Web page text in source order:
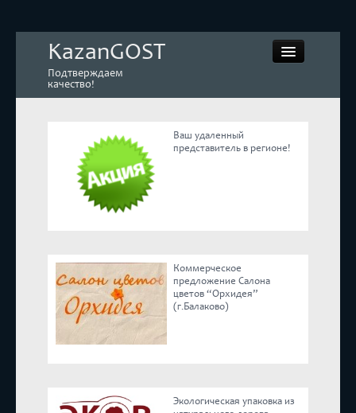
KazanGOST
Подтверждаем
качество!
Контрольная закупка
Дегустации. Экспертиза
Экспертное мнение
Корпоративные блоги
Ваш удаленный
представитель в регионе!
Коммерческое
предложение Салона
цветов “Орхидея”
(г.Балаково)
Экологическая упаковка из